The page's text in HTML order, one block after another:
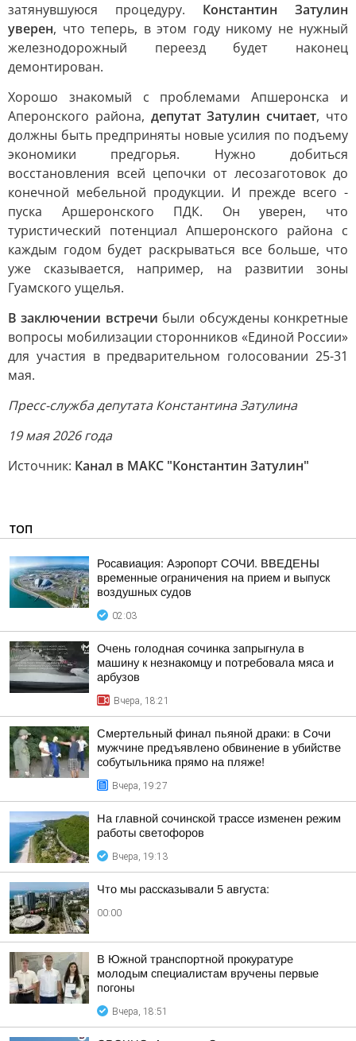
затянувшуюся процедуру. Константин Затулин
уверен, что теперь, в этом году никому не нужный
железнодорожный переезд будет наконец
демонтирован.
Хорошо знакомый с проблемами Апшеронска и
Аперонского района, депутат Затулин считает, что
должны быть предприняты новые усилия по подъему
экономики предгорья. Нужно добиться
восстановления всей цепочки от лесозаготовок до
конечной мебельной продукции. И прежде всего -
пуска Аршеронского ПДК. Он уверен, что
туристический потенциал Апшеронского района с
каждым годом будет раскрываться все больше, что
уже сказывается, например, на развитии зоны
Гуамского ущелья.
В заключении встречи были обсуждены конкретные
вопросы мобилизации сторонников «Единой России»
для участия в предварительном голосовании 25-31
мая.
Пресс-служба депутата Константина Затулина
19 мая 2026 года
Источник: Канал в МАКС "Константин Затулин"
ТОП
Росавиация: Аэропорт СОЧИ. ВВЕДЕНЫ
временные ограничения на прием и выпуск
воздушных судов
02:03
Очень голодная сочинка запрыгнула в
машину к незнакомцу и потребовала мяса и
арбузов
Вчера, 18:21
Смертельный финал пьяной драки: в Сочи
мужчине предъявлено обвинение в убийстве
собутыльника прямо на пляже!
Вчера, 19:27
На главной сочинской трассе изменен режим
работы светофоров
Вчера, 19:13
Что мы рассказывали 5 августа:
00:00
В Южной транспортной прокуратуре
молодым специалистам вручены первые
погоны
Вчера, 18:51